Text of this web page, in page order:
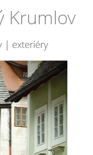
Krumlov
| exteriéry